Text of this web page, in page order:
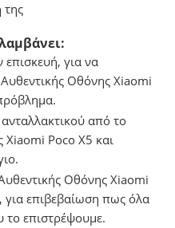
της
για να
Οθόνης Xiaomi
από το
Xiaomi Poco X5 και
Οθόνης Xiaomi
για επιβεβαίωση πως όλα
επιστρέψουμε.